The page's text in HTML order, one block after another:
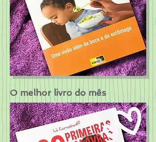
O melhor livro do mês